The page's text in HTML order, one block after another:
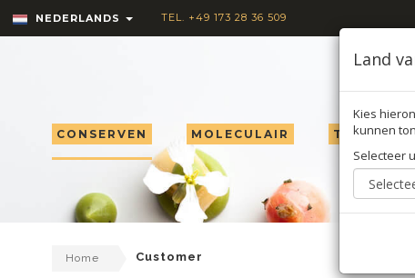
NEDERLANDS TEL. +49 173 28 36 509
CONSERVEN MOLECULAIR TRUFFEL
Home Customer
Land
Kies
kunnen
Selecteer